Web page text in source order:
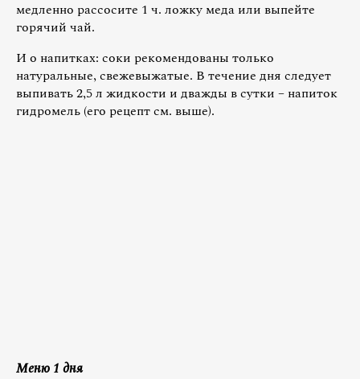
медленно рассосите 1 ч. ложку меда или выпейте
горячий чай.
И о напитках: соки рекомендованы только
натуральные, свежевыжатые. В течение дня следует
выпивать 2,5 л жидкости и дважды в сутки – напиток
гидромель (его рецепт см. выше).
Меню 1 дня